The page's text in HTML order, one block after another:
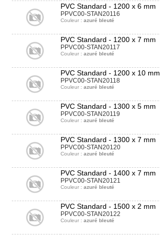
PVC Standard - 1200 x 6 mm
PPVC00-STAN20116
Couleur : azuré bleuté
PVC Standard - 1200 x 7 mm
PPVC00-STAN20117
Couleur : azuré bleuté
PVC Standard - 1200 x 10 mm
PPVC00-STAN20118
Couleur : azuré bleuté
PVC Standard - 1300 x 5 mm
PPVC00-STAN20119
Couleur : azuré bleuté
PVC Standard - 1300 x 7 mm
PPVC00-STAN20120
Couleur : azuré bleuté
PVC Standard - 1400 x 7 mm
PPVC00-STAN20121
Couleur : azuré bleuté
PVC Standard - 1500 x 2 mm
PPVC00-STAN20122
Couleur : azuré bleuté